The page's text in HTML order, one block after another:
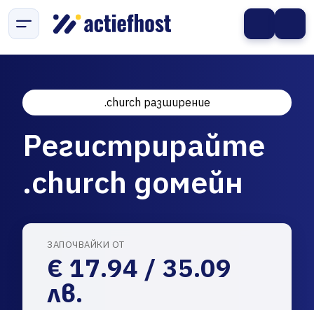
.church разширение
Регистрирайте
.church домейн
ЗАПОЧВАЙКИ ОТ
€ 17.94 / 35.09
лв.